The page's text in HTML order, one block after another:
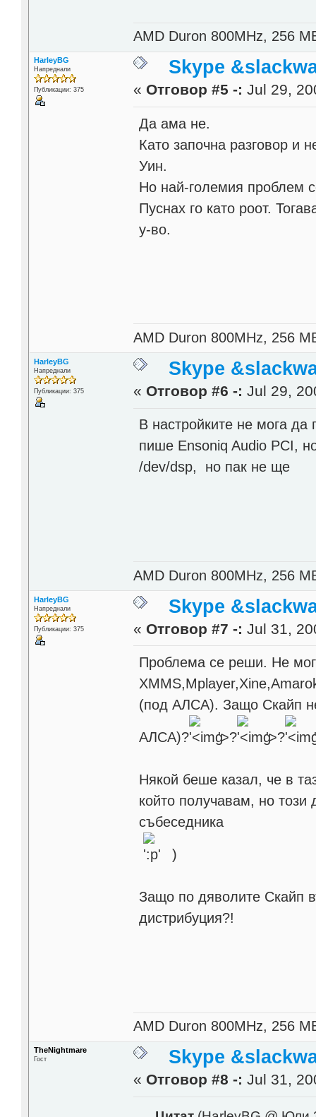
AMD Duron 800MHz, 256
HarleyBG
Напреднали
Публикации: 375
Skype
« Отговор #5 -: Jul 29,
Да ама не.
Като започна разговор и
Уин.
Но най-големия проблем
Пуснах го като роот.
у-во.
AMD Duron 800MHz, 256
HarleyBG
Напреднали
Публикации: 375
Skype
« Отговор #6 -: Jul 29,
В настройките не мога да
пише Ensoniq Audio PCI,
/dev/dsp, но пак не ще
AMD Duron 800MHz, 256
HarleyBG
Напреднали
Публикации: 375
Skype
« Отговор #7 -: Jul 31,
Проблема се реши. Не
(под АЛСА). Защо Скайп
АЛСА)? '>? '>?
Някой беше казал, че в
който получавам, но този
събеседника
)
Защо по дяволите Скайп
дистрибуция?!
AMD Duron 800MHz, 256
TheNightmare
Гост Skype
« Отговор #8 -: Jul 31,